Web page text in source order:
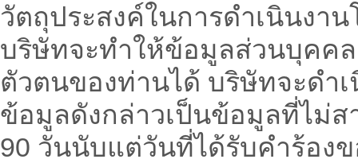
วัตถุประสงค์ในการดำเนินงา
บริษัทจะทำให้ข้อมูลส่วนบุคค
ตัวตนของท่านได้ บริษัทจะดำ
ข้อมูลดังกล่าวเป็นข้อมูลที่ไม่ส
90 วันนับแต่วันที่ได้รับคำร้อง